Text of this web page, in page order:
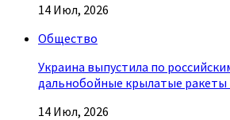
14 Июл, 2026
Общество
Украина выпустила по
дальнобойные крылатые
14 Июл, 2026